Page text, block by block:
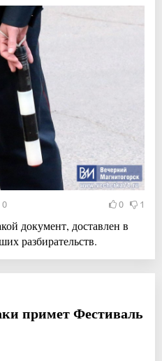
0 0 1
документ, доставлен в
разбирательств.
примет Фестиваль